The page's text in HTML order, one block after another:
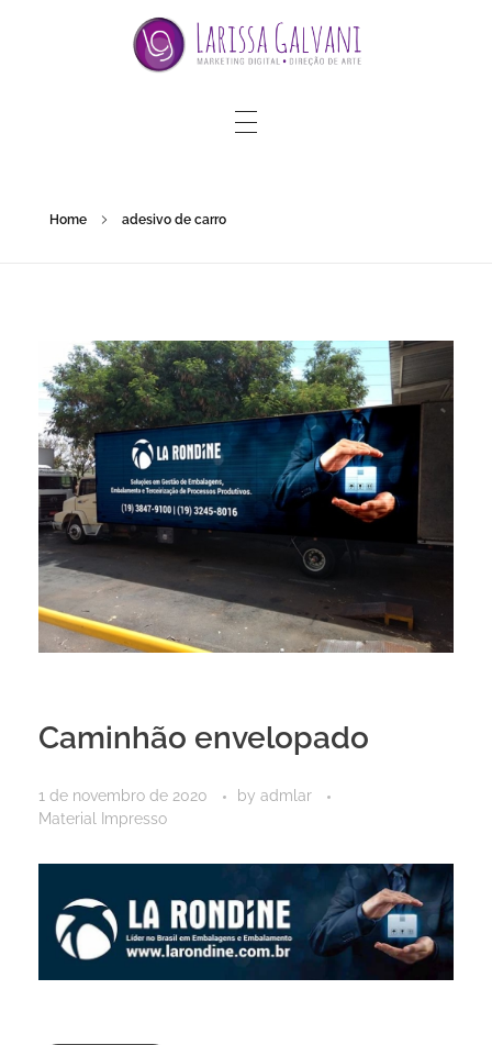
Home adesivo de carro
Caminhão envelopado
1 de novembro de 2020 by admlar
Material Impresso